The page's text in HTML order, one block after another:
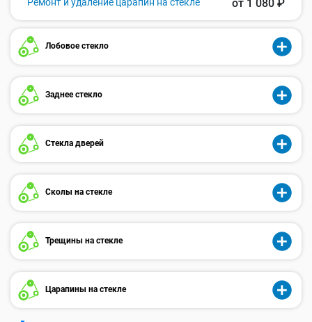
от 1 080 ₽
Лобовое стекло
Заднее стекло
Стекла дверей
Сколы на стекле
Трещины на стекле
Царапины на стекле